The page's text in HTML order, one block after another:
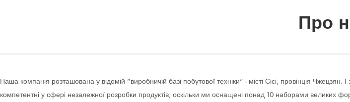
Про
Наша компанія розташована у відомій "виробничій базі побутової техніки" - місті Сісі, провінція
компетентні у сфері незалежної розробки продуктів, оскільки ми оснащені понад 10 наборами великих